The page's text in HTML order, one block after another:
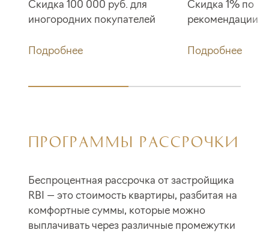
Скидка 100 000 руб. для
иногородних покупателей
Подробнее
Скидка 1% по
рекомендации
Подробнее
ПРОГРАММЫ РАССРОЧКИ
Беспроцентная рассрочка от застройщика
RBI — это стоимость квартиры, разбитая на
комфортные суммы, которые можно
выплачивать через различные промежутки